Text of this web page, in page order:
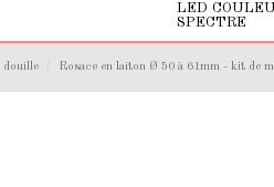
LED
SPECTRE
douille Rosace en laiton Ø 50 à 61mm - kit de